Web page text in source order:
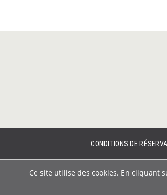
CONDITIONS DE
Ce site utilise des cookies. En cliquant